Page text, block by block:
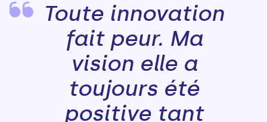
Toute innovation
fait peur. Ma
vision elle a
toujours été
positive tant